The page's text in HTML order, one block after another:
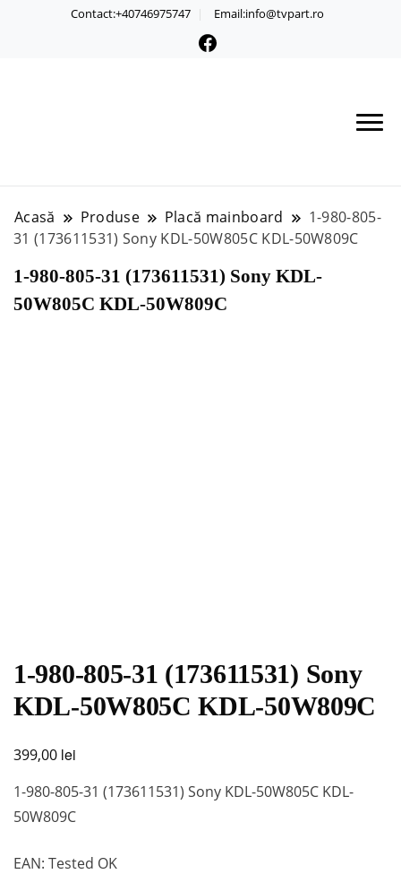
Contact:+40746975747 Email:info@tvpart.ro
Acasă Produse Placă mainboard
1-980-805-
31 (173611531) Sony KDL-50W805C KDL-50W809C
1-980-805-31 (173611531) Sony KDL-
50W805C KDL-50W809C
1-980-805-31 (173611531) Sony
KDL-50W805C KDL-50W809C
399,00 lei
1-980-805-31 (173611531) Sony KDL-50W805C KDL-
50W809C
EAN: Tested OK